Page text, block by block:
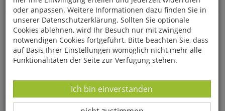
Wiederansiedlung des Habichtskauzes an der
Alpennordseite
oder anpassen. Weitere Informationen dazu finden Sie in
unserer Datenschutzerklärung. Sollten Sie optionale
Cookies ablehnen, wird Ihr Besuch nur mit zwingend
notwendigen Cookies fortgeführt. Bitte beachten Sie, dass
auf Basis Ihrer Einstellungen womöglich nicht mehr alle
Funktionalitäten der Seite zur Verfügung stehen.
Datenverarbeitung -
Ich bin einverstanden